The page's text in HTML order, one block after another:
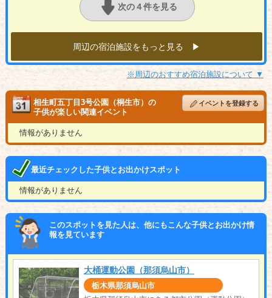
次の４件を見る
周辺の宿泊施設をもっと見る ▶︎
※周辺のおすすめ宿泊施設について ▼
相生町五丁目3号公園（桐生市）の
子供が楽しい関連イベント
イベントを登録する
情報がありません
最近チェックした子供とお出かけスポット
情報がありません
このスポットを見た人は、他にもこんな子供とお出かけ情
報を見ています
大桶運動公園（那須烏山市）
栃木県那須烏山市